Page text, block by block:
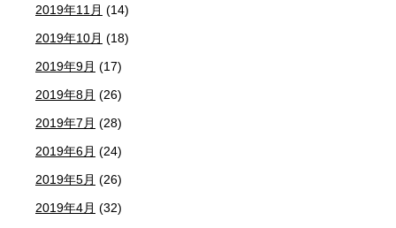
2019年11月 (14)
2019年10月 (18)
2019年9月 (17)
2019年8月 (26)
2019年7月 (28)
2019年6月 (24)
2019年5月 (26)
2019年4月 (32)